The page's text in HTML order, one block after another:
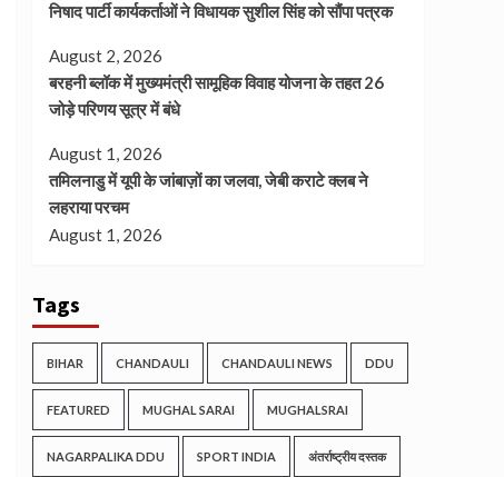
निषाद पार्टी कार्यकर्ताओं ने विधायक सुशील सिंह को सौंपा पत्रक
August 2, 2026
बरहनी ब्लॉक में मुख्यमंत्री सामूहिक विवाह योजना के तहत 26
जोड़े परिणय सूत्र में बंधे
August 1, 2026
तमिलनाडु में यूपी के जांबाज़ों का जलवा, जेबी कराटे क्लब ने
लहराया परचम
August 1, 2026
Tags
BIHAR CHANDAULI CHANDAULI NEWS DDU
FEATURED MUGHAL SARAI MUGHALSRAI
NAGARPALIKA DDU SPORT INDIA अंतर्राष्ट्रीय दस्तक